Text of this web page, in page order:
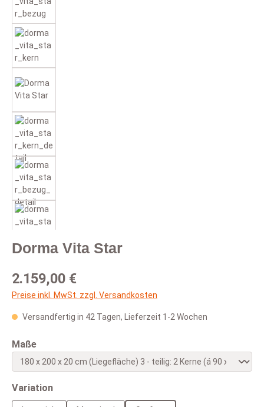
Dorma Vita Star
Regulärer Preis:
2.159,00 €
Preise inkl. MwSt. zzgl. Versandkosten
Versandfertig in 42 Tagen, Lieferzeit 1-2 Wochen
Maßeauswählen
Variationauswählen